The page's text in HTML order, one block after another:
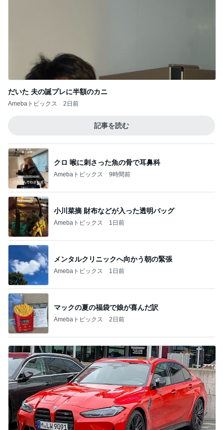
だいた 夫の誕プレに半額のカニ
Amebaトピックス 2日前
記事を読む
クロ 喉に刺さった魚の骨で耳鼻科
Amebaトピックス 9時間前
小川菜摘 財布などが入った透明バッグ
Amebaトピックス 1日前
メンタルクリニックへ向かう朝の緊張
Amebaトピックス 1日前
マックの夏の福袋で娘が喜んだ訳
Amebaトピックス 2日前